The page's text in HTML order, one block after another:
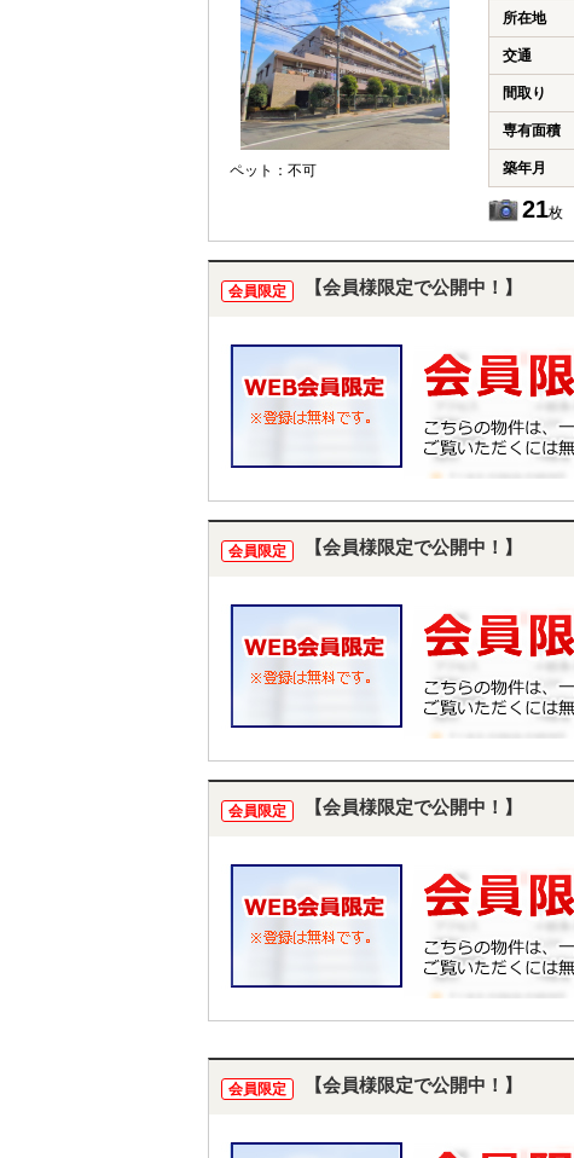
ペット：不可
所在地
交通
間取り
専有面積
築年月
21枚
会員限定 【会員様限定で公開中！】
会員限定 【会員様限定で公開中！】
会員限定 【会員様限定で公開中！】
会員限定 【会員様限定で公開中！】